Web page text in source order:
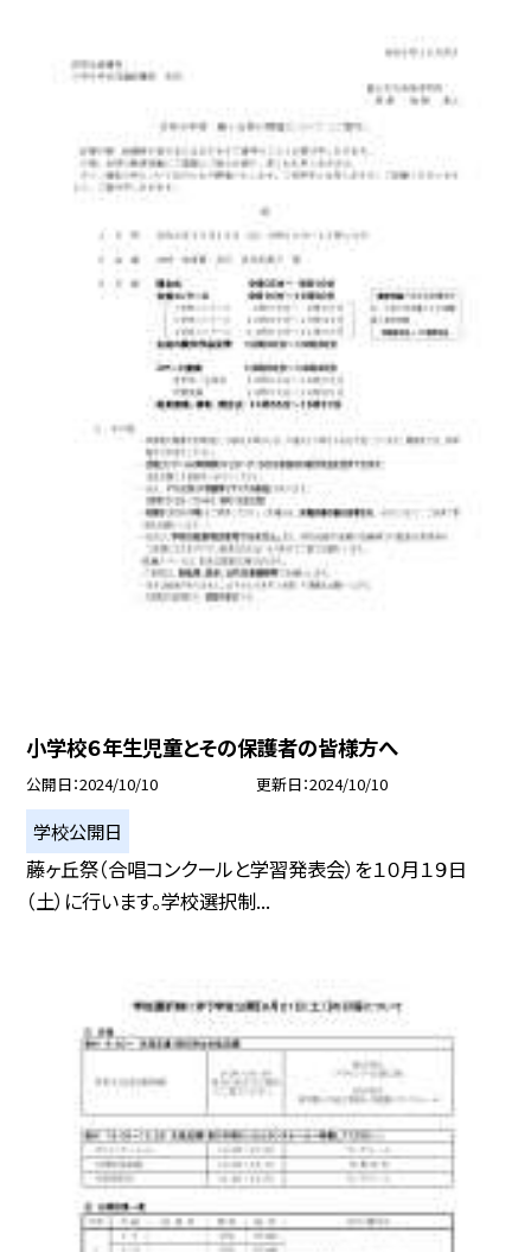
小学校６年生児童とその保護者の皆様方へ
公開日 2024/10/10 更新日 2024/10/10
学校公開日
藤ヶ丘祭（合唱コンクールと学習発表会）を１０月１９日
（土）に行います。学校選択制...